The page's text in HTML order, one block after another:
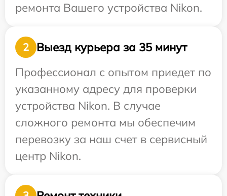
ремонта Вашего устройства Nikon.
2
Выезд курьера за 35 минут
Профессионал с опытом приедет по
указанному адресу для проверки
устройства Nikon. В случае
сложного ремонта мы обеспечим
перевозку за наш счет в сервисный
центр Nikon.